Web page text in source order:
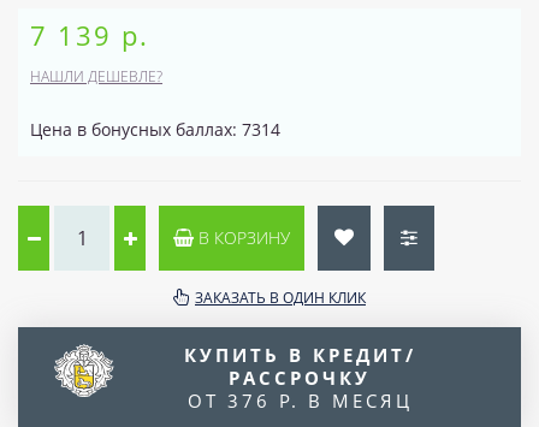
7 139 р.
НАШЛИ ДЕШЕВЛЕ?
Цена в бонусных баллах: 7314
В КОРЗИНУ
ЗАКАЗАТЬ В ОДИН КЛИК
КУПИТЬ В КРЕДИТ/
РАССРОЧКУ
ОТ 376 Р. В МЕСЯЦ